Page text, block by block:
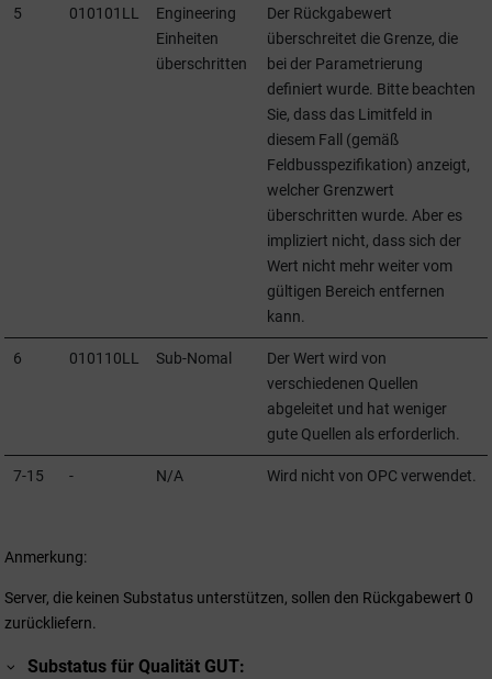
5 010101LL
Engineering
Einheiten
überschritten
Der Rückgabewert
überschreitet die Grenze, die
bei der Parametrierung
definiert wurde. Bitte beachten
Sie, dass das Limitfeld in
diesem Fall (gemäß
Feldbusspezifikation) anzeigt,
welcher Grenzwert
überschritten wurde. Aber es
impliziert nicht, dass sich der
Wert nicht mehr weiter vom
gültigen Bereich entfernen
kann.
6 010110LL Sub-Nomal
Der Wert wird von
verschiedenen Quellen
abgeleitet und hat weniger
gute Quellen als erforderlich.
7-15 - N/A Wird nicht von OPC verwendet.
Anmerkung:
Server, die keinen Substatus unterstützen, sollen den Rückgabewert 0
zurückliefern.
Substatus für Qualität GUT: